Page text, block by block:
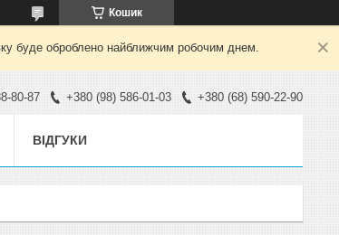
Кошик
буде оброблено найближчим робочим днем.
80-87 +380 (98) 586-01-03 +380 (68) 590-22-90
ВІДГУКИ